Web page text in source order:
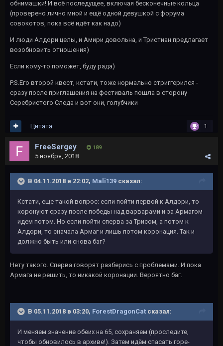
обнимашки! И всё последущее, включая бесконечные кольца
(проверено лично мной и ещё одной девушкой с форума
совокотов, пока всё идёт как надо)
И люди Алдори целы, и Амири довольна, и Тристиан предлагает
возобновить отношения)
Если кому-то поможет, буду рада)
P.S.Его второй квест, кстати, тоже нормально стриггерился -
сразу после приглашения на фестиваль пошла в сторону
Серебристого Следа и вот они, голубчики
1
Цитата
FreeSergey 189
5 ноября, 2018
В 04.11.2018 в 22:02, Mali139 сказал:
Кстати, еще такой вопрос: если пойти первой к Алдори, то
коронуют сразу после победы над варварами и за Армагом
идем потом. Но если пойти сперва за Трисом, а потом к
Алдори, то сначала Армаг и лишь потом коронация. Так и
должно быть или снова баг?
Нету такого. Сперва говорят разберись с проблемами. И пока
Армага не решить, то никакой коронации. Вероятно баг.
В 05.11.2018 в 03:20, ForestDragonCat сказал:
И меняем значение обеих на 65, сохраняем (проследите,
чтобы обновилось в архиве!). Затем идём спасать горе-